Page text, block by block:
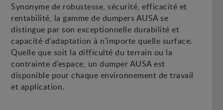
Synonyme de robustesse, sécurité, efficacité et
rentabilité, la gamme de dumpers AUSA se
distingue par son exceptionnelle durabilité et
capacité d’adaptation à n’importe quelle surface.
Quelle que soit la difficulté du terrain ou la
contrainte d’espace, un dumper AUSA est
disponible pour chaque environnement de travail
et application.